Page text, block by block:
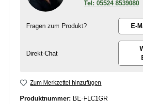
05524 8539080
Fragen zum Produkt? E-
Direkt-Chat
Zum Merkzettel hinzufügen
Produktnummer: BE-FLC1GR